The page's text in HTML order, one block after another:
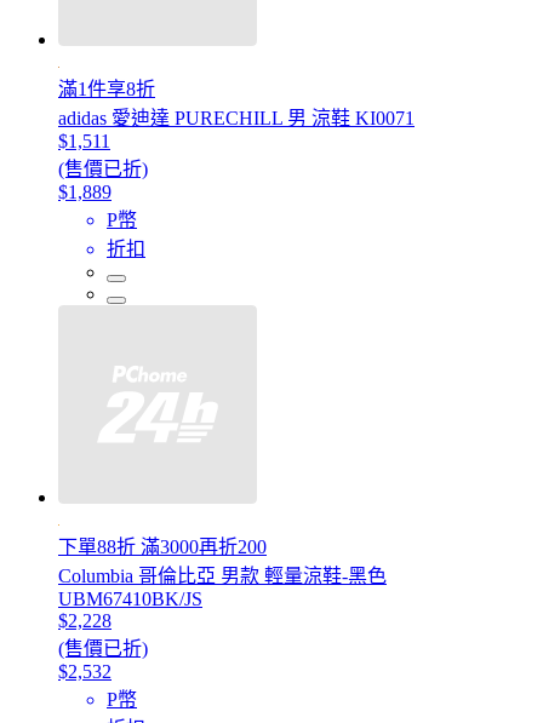
滿1件享8折
adidas 愛迪達 PURECHILL 男 涼鞋 KI0071
$1,511
(售價已折)
$1,889
P幣
折扣
下單88折 滿3000再折200
Columbia 哥倫比亞 男款 輕量涼鞋-黑色
UBM67410BK/JS
$2,228
(售價已折)
$2,532
P幣